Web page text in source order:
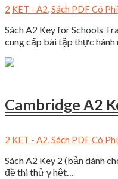
2 KET - A2,Sách PDF Có Phí
Sách A2 Key for Schools
cung cấp bài tập thực hành
Cambridge A2
2 KET - A2,Sách PDF Có Phí
Sách A2 Key 2 (bản dành
đề thi thử y hệt…